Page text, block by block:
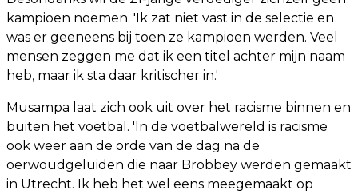
kampioen noemen. 'Ik zat niet vast in de selectie en
was er geeneens bij toen ze kampioen werden. Veel
mensen zeggen me dat ik een titel achter mijn naam
heb, maar ik sta daar kritischer in.'
Musampa laat zich ook uit over het racisme binnen en
buiten het voetbal. 'In de voetbalwereld is racisme
ook weer aan de orde van de dag na de
oerwoudgeluiden die naar Brobbey werden gemaakt
in Utrecht. Ik heb het wel eens meegemaakt op